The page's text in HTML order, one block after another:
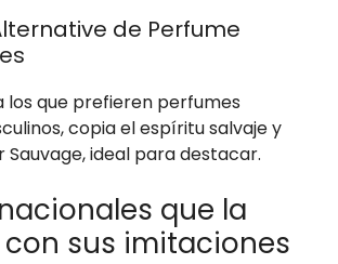
de Perfume
los que prefieren perfumes
copia el espíritu salvaje y
Sauvage, ideal para destacar.
que la
sus imitaciones